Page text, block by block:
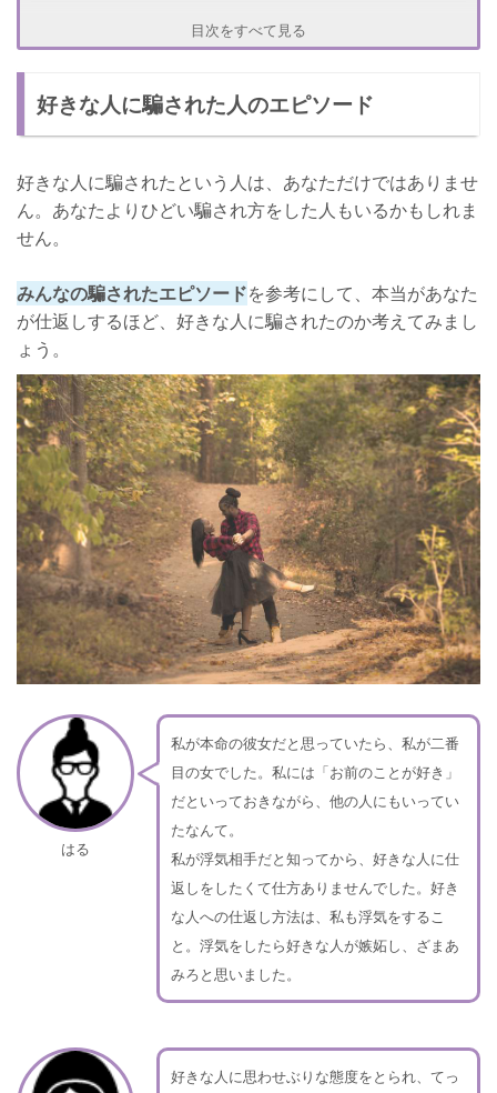
目次をすべて見る
好きな人に騙された人のエピソード
好きな人に騙されたという人は、あなただけではありませ
ん。あなたよりひどい騙され方をした人もいるかもしれま
せん。
みんなの騙されたエピソードを参考にして、本当があなた
が仕返しするほど、好きな人に騙されたのか考えてみまし
ょう。
はる
私が本命の彼女だと思っていたら、私が二番
目の女でした。私には「お前のことが好き」
だといっておきながら、他の人にもいってい
たなんて。
私が浮気相手だと知ってから、好きな人に仕
返しをしたくて仕方ありませんでした。好き
な人への仕返し方法は、私も浮気をするこ
と。浮気をしたら好きな人が嫉妬し、ざまあ
みろと思いました。
好きな人に思わせぶりな態度をとられ、てっ